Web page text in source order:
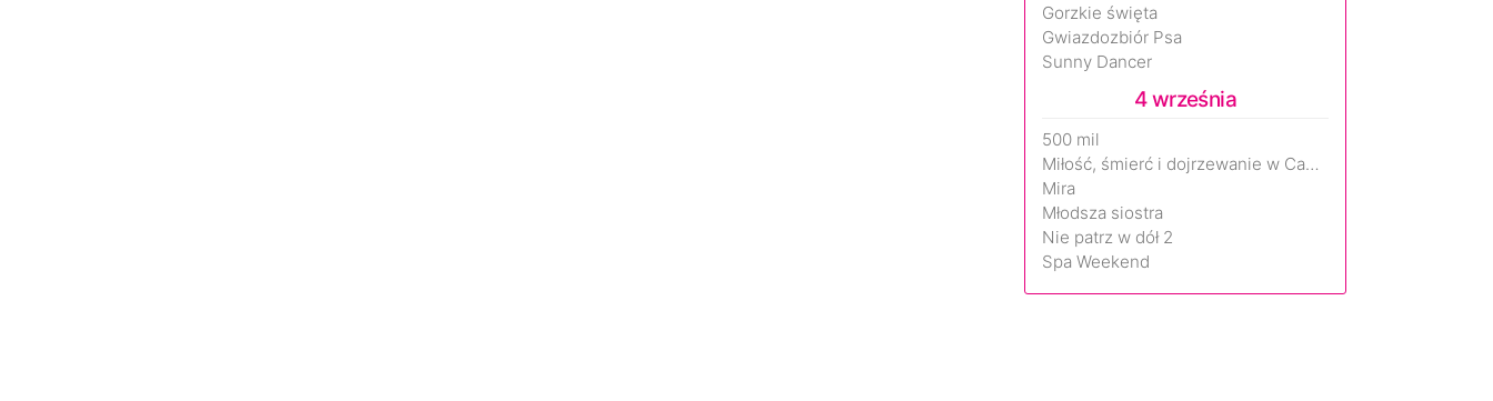
Gorzkie święta
Gwiazdozbiór Psa
Sunny Dancer
4 września
500 mil
Miłość, śmierć i dojrzewanie w Camp Miasma
Mira
Młodsza siostra
Nie patrz w dół 2
Spa Weekend